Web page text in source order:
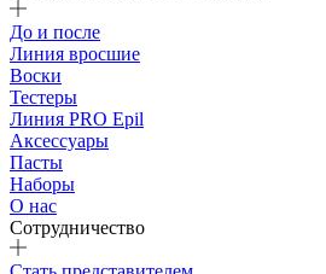
До и после
Линия вросшие
Воски
Тестеры
Линия PRO Epil
Аксессуары
Пасты
Наборы
О нас
Сотрудничество